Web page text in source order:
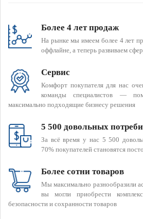
Более 4 лет продаж
На рынке мы имеем более 4 лет
оффлайне, а теперь развиваем
Сервис
Комфорт покупателя для нас
команды специалистов —
максимально подходящие бизнесу решения
5 500 довольных
За всё время у нас 5 500
70% покупателей становятся
Более сотни товаров
Мы максимально разнообразили
вы могли приобрести
безопасности и сохранности товаров